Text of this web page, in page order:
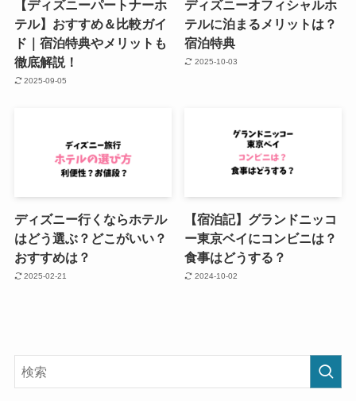
【ディズニーパートナーホ
テル】おすすめ＆比較ガイ
ド｜宿泊特典やメリットも
徹底解説！
2025-09-05
ディズニーオフィシャルホ
テルに泊まるメリットは？
宿泊特典
2025-10-03
ディズニー行くならホテル
はどう選ぶ？どこがいい？
おすすめは？
2025-02-21
【宿泊記】グランドニッコ
ー東京ベイにコンビニは？
食事はどうする？
2024-10-02